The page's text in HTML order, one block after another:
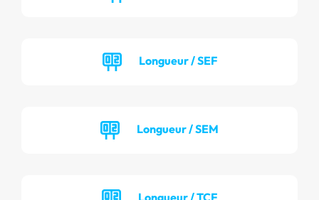
Longueur / SEF
Longueur / SEM
Longueur / TCF